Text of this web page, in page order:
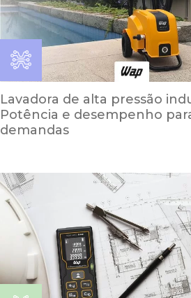
Lavadora de alta pressão
Potência e desempenho
demandas